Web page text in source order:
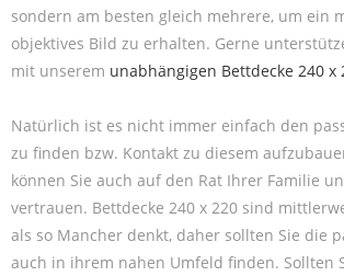
sondern am besten gleich mehrere, um ein
objektives Bild zu erhalten. Gerne
mit unserem unabhängigen Bettdecke 240 x
Natürlich ist es nicht immer einfach den
zu finden bzw. Kontakt zu diesem
können Sie auch auf den Rat Ihrer Familie
vertrauen. Bettdecke 240 x 220 sind
als so Mancher denkt, daher sollten Sie die
auch in ihrem nahen Umfeld finden. Sollten